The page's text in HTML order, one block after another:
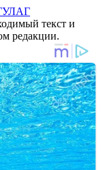
текст и
редакции.